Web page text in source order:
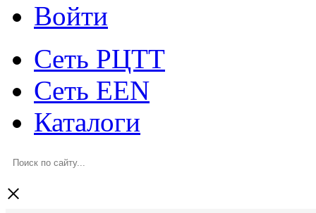
Войти
Сеть РЦТТ
Сеть EEN
Каталоги
×